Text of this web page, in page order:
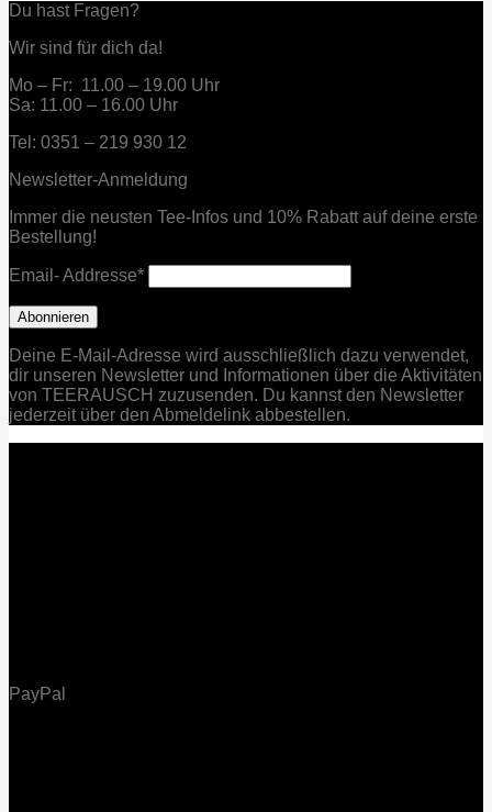
Du hast Fragen?
Wir sind für dich da!
Mo – Fr: 11.00 – 19.00 Uhr
Sa: 11.00 – 16.00 Uhr
Tel: 0351 – 219 930 12
Newsletter-Anmeldung
Immer die neusten Tee-Infos und 10% Rabatt auf deine erste
Bestellung!
Email- Addresse*
Deine E-Mail-Adresse wird ausschließlich dazu verwendet,
dir unseren Newsletter und Informationen über die Aktivitäten
von TEERAUSCH zuzusenden. Du kannst den Newsletter
jederzeit über den Abmeldelink abbestellen.
PayPal